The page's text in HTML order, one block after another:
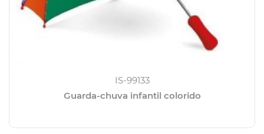
IS-99133
Guarda-chuva infantil colorido